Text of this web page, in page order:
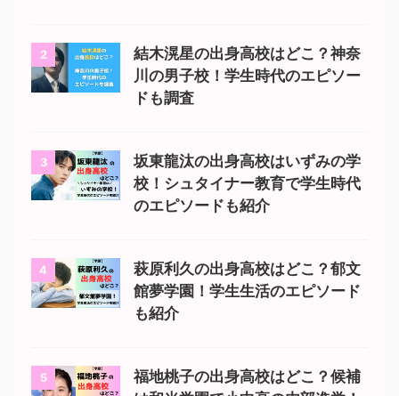
2
結木滉星の出身高校はどこ？神奈
川の男子校！学生時代のエピソー
ドも調査
3
坂東龍汰の出身高校はいずみの学
校！シュタイナー教育で学生時代
のエピソードも紹介
4
萩原利久の出身高校はどこ？郁文
館夢学園！学生生活のエピソード
も紹介
5
福地桃子の出身高校はどこ？候補